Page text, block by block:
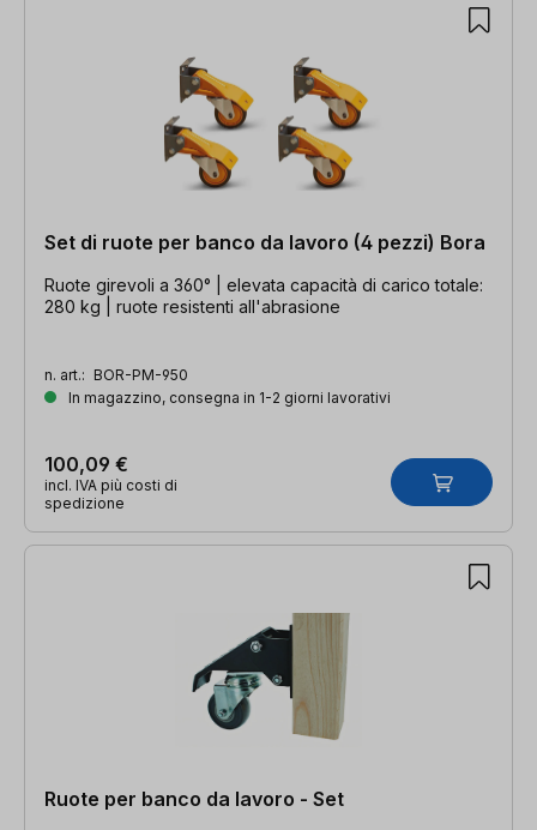
Set di ruote per banco da lavoro (4 pezzi) Bora
Ruote girevoli a 360° | elevata capacità di carico totale:
280 kg | ruote resistenti all'abrasione
n. art.: BOR-PM-950
In magazzino, consegna in 1-2 giorni lavorativi
100,09 €
incl. IVA più costi di
spedizione
Ruote per banco da lavoro - Set